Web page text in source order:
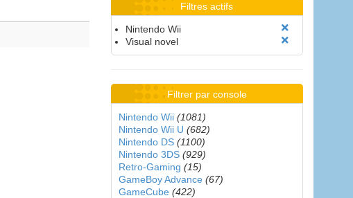
Filtres actifs
Nintendo Wii
Visual novel
Filtrer par console
Nintendo Wii (1081)
Nintendo Wii U (682)
Nintendo DS (1100)
Nintendo 3DS (929)
Retro-Gaming (15)
GameBoy Advance (67)
GameCube (422)